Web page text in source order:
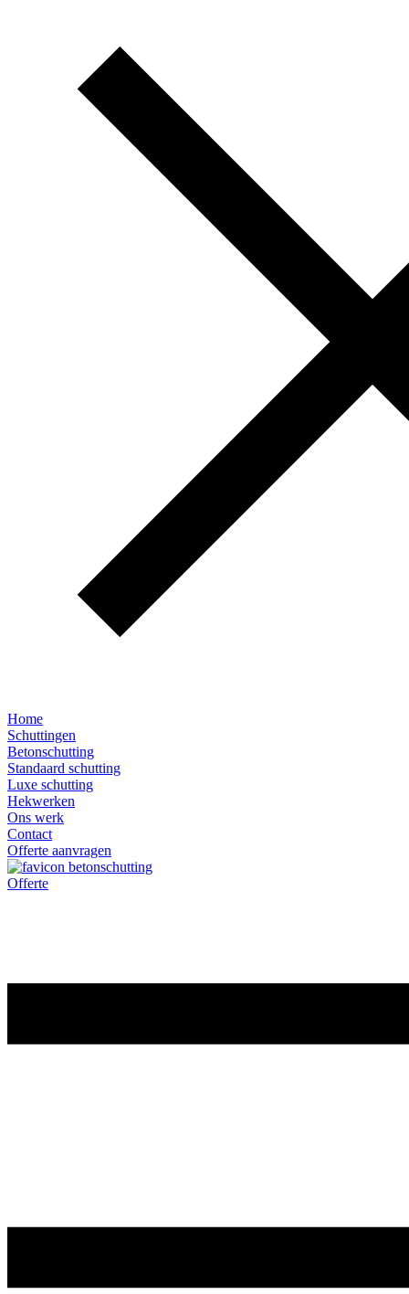
Home
Schuttingen
Betonschutting
Standaard schutting
Luxe schutting
Hekwerken
Ons werk
Contact
Offerte aanvragen
Offerte